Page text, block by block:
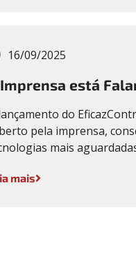
16/09/2025
está
do
pela imprensa,
mais
mais